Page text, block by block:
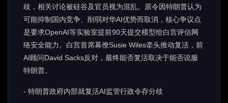
歧，相关讨论被硅谷及官员视为混乱。原令因特朗普认为
可能抑制国内竞争、削弱对华AI优势而取消，核心争议点
是要求OpenAI等实验室提前90天提交模型给白宫评估网
络安全能力。白宫首席幕僚Susie Wiles牵头推动复活，前
AI顾问David Sacks反对，最终能否复活取决于能否说服
特朗普。
- 特朗普政府内部就复活AI监管行政令存分歧